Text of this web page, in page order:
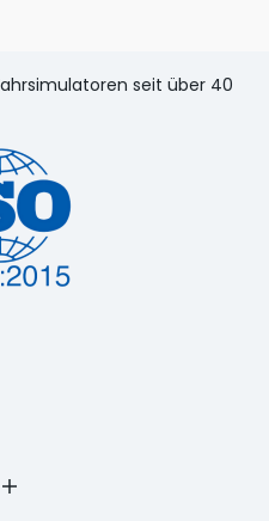
seit über 40